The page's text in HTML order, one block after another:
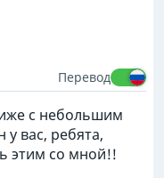
Перевод
с небольшим
у вас, ребята,
этим со мной!!